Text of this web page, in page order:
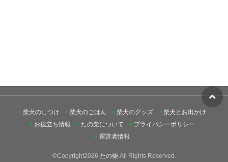
柴犬のしつけ 柴犬のごはん 柴犬のグッズ
柴犬とお出かけ
お役立ち情報
たの柴について
プライバシーポリシー
運営者情報
©Copyright2026 たの柴.All Rights Reserved.